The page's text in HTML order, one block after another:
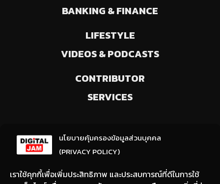
นโยบายคุ้มครองข้อมูลส่วนบุคคล
(PRIVACY POLICY)
เราใช้คุกกี้เพื่อเพิ่มประสิทธิภาพ และประสบการณ์ที่ดีในการใช้
BANKING & FINANCE
LIFESTYLE
VIDEOS & PODCASTS
CONTRIBUTOR
SERVICES
(ให้มีการเลือกความสนใจ / ชอบข่าวด้านใด)